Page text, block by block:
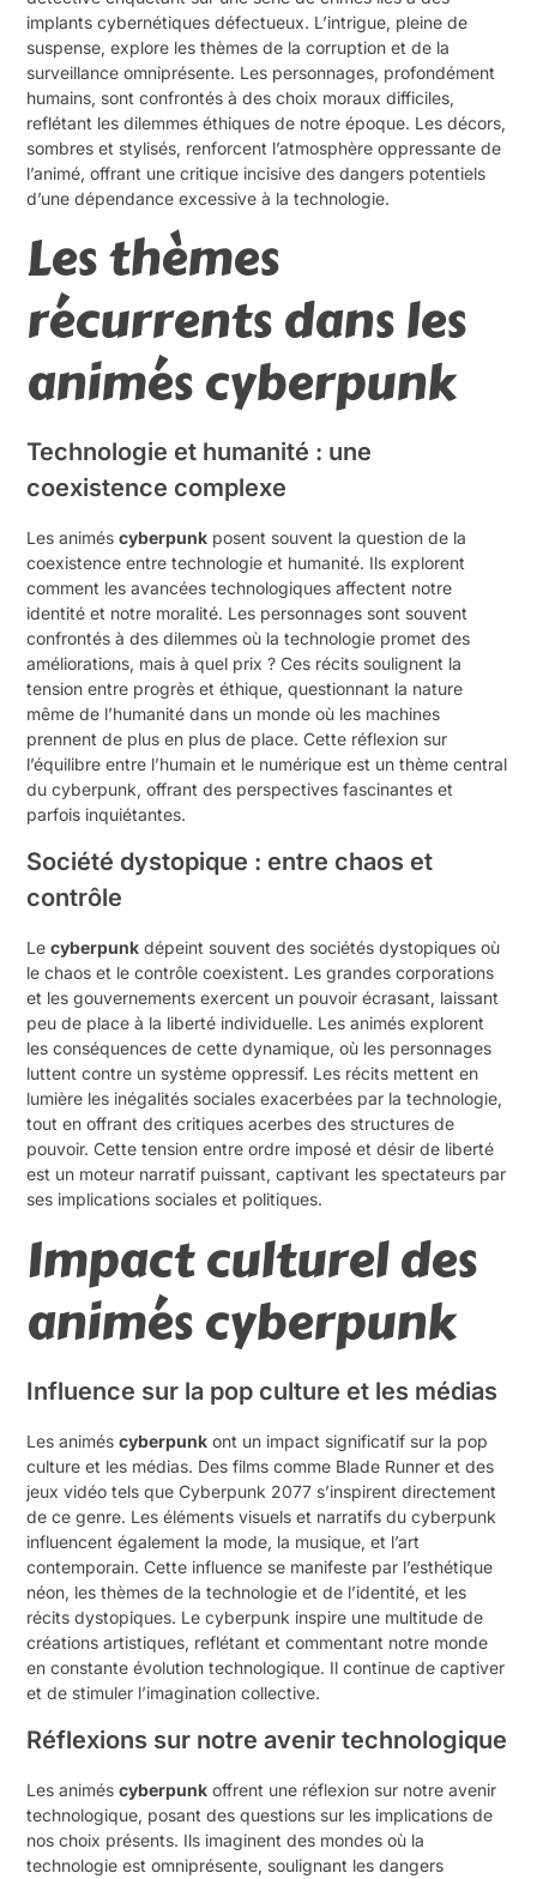
implants cybernétiques défectueux. L’intrigue, pleine de
suspense, explore les thèmes de la corruption et de la
surveillance omniprésente. Les personnages, profondément
humains, sont confrontés à des choix moraux difficiles,
reflétant les dilemmes éthiques de notre époque. Les décors,
sombres et stylisés, renforcent l’atmosphère oppressante de
l’animé, offrant une critique incisive des dangers potentiels
d’une dépendance excessive à la technologie.
Les thèmes
récurrents dans les
animés cyberpunk
Technologie et humanité : une
coexistence complexe
Les animéscyberpunk posent souvent la question de la
coexistence entre technologie et humanité. Ils explorent
comment les avancées technologiques affectent notre
identité et notre moralité. Les personnages sont souvent
confrontés à des dilemmes où la technologie promet des
améliorations, mais à quel prix ? Ces récits soulignent la
tension entre progrès et éthique, questionnant la nature
même de l’humanité dans un monde où les machines
prennent de plus en plus de place. Cette réflexion sur
l’équilibre entre l’humain et le numérique est un thème central
du cyberpunk, offrant des perspectives fascinantes et
parfois inquiétantes.
Société dystopique : entre chaos et
contrôle
Lecyberpunk dépeint souvent des sociétés dystopiques où
le chaos et le contrôle coexistent. Les grandes corporations
et les gouvernements exercent un pouvoir écrasant, laissant
peu de place à la liberté individuelle. Les animés explorent
les conséquences de cette dynamique, où les personnages
luttent contre un système oppressif. Les récits mettent en
lumière les inégalités sociales exacerbées par la technologie,
tout en offrant des critiques acerbes des structures de
pouvoir. Cette tension entre ordre imposé et désir de liberté
est un moteur narratif puissant, captivant les spectateurs par
ses implications sociales et politiques.
Impact culturel des
animés cyberpunk
Influence sur la pop culture et les médias
Les animéscyberpunk ont un impact significatif sur la pop
culture et les médias. Des films comme Blade Runner et des
jeux vidéo tels que Cyberpunk 2077 s’inspirent directement
de ce genre. Les éléments visuels et narratifs du cyberpunk
influencent également la mode, la musique, et l’art
contemporain. Cette influence se manifeste par l’esthétique
néon, les thèmes de la technologie et de l’identité, et les
récits dystopiques. Le cyberpunk inspire une multitude de
créations artistiques, reflétant et commentant notre monde
en constante évolution technologique. Il continue de captiver
et de stimuler l’imagination collective.
Réflexions sur notre avenir technologique
Les animéscyberpunk offrent une réflexion sur notre avenir
technologique, posant des questions sur les implications de
nos choix présents. Ils imaginent des mondes où la
technologie est omniprésente, soulignant les dangers